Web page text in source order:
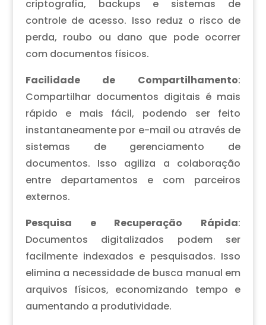
criptografia, backups e sistemas de
controle de acesso. Isso reduz o risco de
perda, roubo ou dano que pode ocorrer
com documentos físicos.
Facilidade de Compartilhamento:
Compartilhar documentos digitais é mais
rápido e mais fácil, podendo ser feito
instantaneamente por e-mail ou através de
sistemas de gerenciamento de
documentos. Isso agiliza a colaboração
entre departamentos e com parceiros
externos.
Pesquisa e Recuperação Rápida:
Documentos digitalizados podem ser
facilmente indexados e pesquisados. Isso
elimina a necessidade de busca manual em
arquivos físicos, economizando tempo e
aumentando a produtividade.